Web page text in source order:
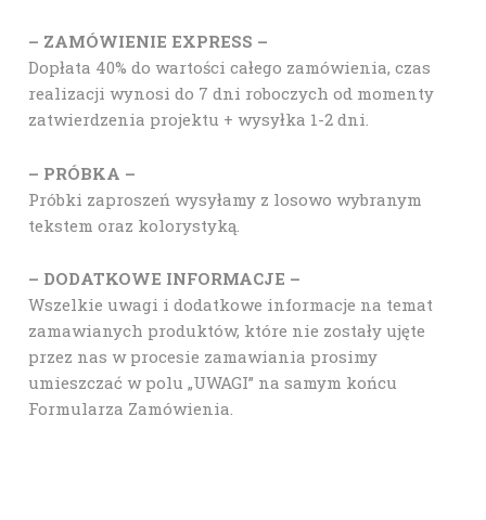
– ZAMÓWIENIE EXPRESS –
Dopłata 40% do wartości całego zamówienia, czas
realizacji wynosi do 7 dni roboczych od momenty
zatwierdzenia projektu + wysyłka 1-2 dni.
– PRÓBKA –
Próbki zaproszeń wysyłamy z losowo wybranym
tekstem oraz kolorystyką.
– DODATKOWE INFORMACJE –
Wszelkie uwagi i dodatkowe informacje na temat
zamawianych produktów, które nie zostały ujęte
przez nas w procesie zamawiania prosimy
umieszczać w polu „UWAGI” na samym końcu
Formularza Zamówienia.